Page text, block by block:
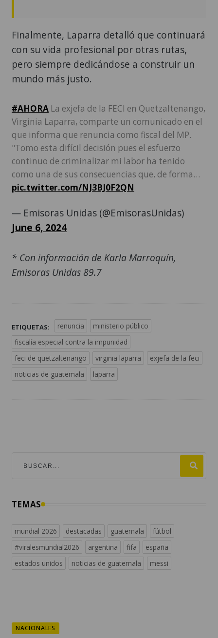
Finalmente, Laparra detalló que continuará
con su vida profesional por otras rutas,
pero siempre dedicándose a construir un
mundo más justo.
#AHORA La exjefa de la FECI en Quetzaltenango,
Virginia Laparra, comparte un comunicado en el
que informa que renuncia como fiscal del MP.
"Tomo esta difícil decisión pues el esfuerzo
continuo de criminalizar mi labor ha tenido
como una de sus consecuencias que, de forma…
pic.twitter.com/NJ3BJ0F2QN
— Emisoras Unidas (@EmisorasUnidas)
June 6, 2024
* Con información de Karla Marroquín,
Emisoras Unidas 89.7
ETIQUETAS: renuncia
ministerio público
fiscalía especial contra la impunidad
feci de quetzaltenango
virginia laparra
exjefa de la feci
noticias de guatemala
laparra
TEMAS
mundial 2026 destacadas guatemala
fútbol
#viralesmundial2026
argentina fifa
españa
estados unidos
noticias de guatemala messi
NACIONALES